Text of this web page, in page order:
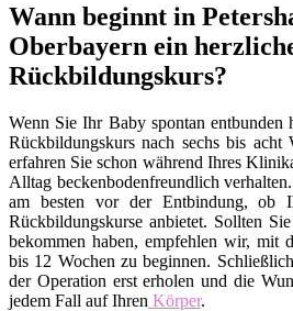
Wann beginnt in
Oberbayern ein
Rückbildungskurs?
Wenn Sie Ihr Baby spontan entbunden
Rückbildungskurs nach sechs bis acht
erfahren Sie schon während Ihres
Alltag beckenbodenfreundlich
am besten vor der Entbindung, ob
Rückbildungskurse anbietet. Sollten
bekommen haben, empfehlen wir, mit
bis 12 Wochen zu beginnen.
der Operation erst erholen und die
jedem Fall auf Ihren Körper.